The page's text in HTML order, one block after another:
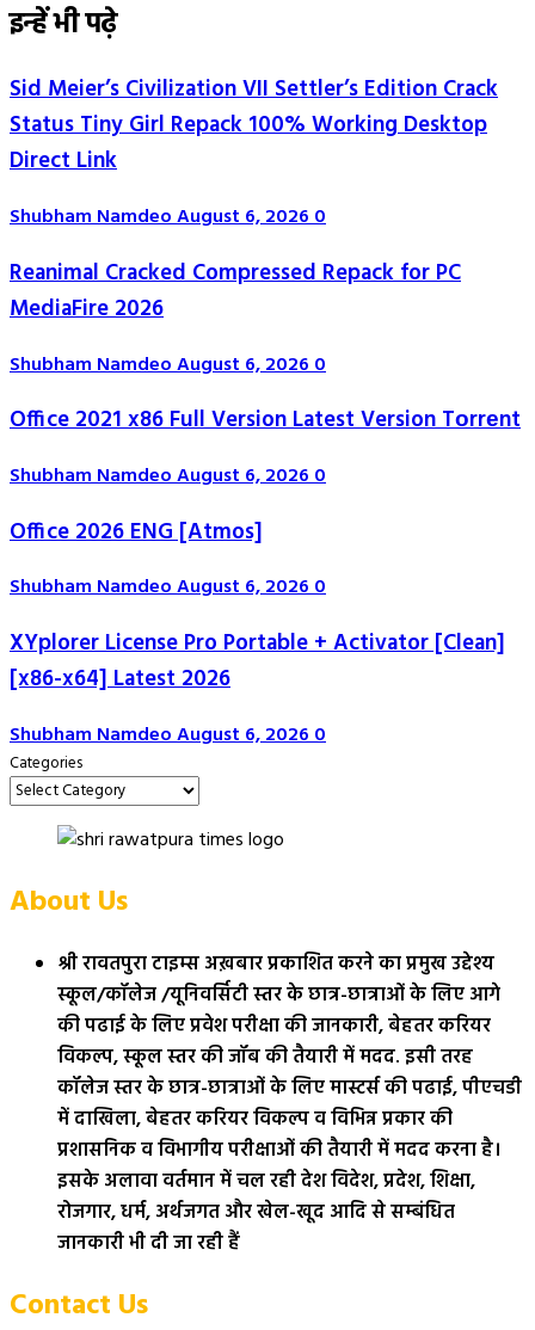
इन्हें भी पढ़े
Sid Meier’s Civilization VII Settler’s Edition Crack
Status Tiny Girl Repack 100% Working Desktop
Direct Link
Shubham NamdeoAugust 6, 20260
Reanimal Cracked Compressed Repack for PC
MediaFire 2026
Shubham NamdeoAugust 6, 20260
Office 2021 x86 Full Version Latest Version Tоrrеnt
Shubham NamdeoAugust 6, 20260
Office 2026 ENG [Atmos]
Shubham NamdeoAugust 6, 20260
XYplorer License Pro Portable + Activator [Clean]
[x86-x64] Latest 2026
Shubham NamdeoAugust 6, 20260
Categories
About Us
श्री रावतपुरा टाइम्स अख़बार प्रकाशित करने का प्रमुख उद्देश्य
स्कूल/कॉलेज /यूनिवर्सिटी स्तर के छात्र-छात्राओं के लिए आगे
की पढाई के लिए प्रवेश परीक्षा की जानकारी, बेहतर करियर
विकल्प, स्कूल स्तर की जॉब की तैयारी में मदद. इसी तरह
कॉलेज स्तर के छात्र-छात्राओं के लिए मास्टर्स की पढाई, पीएचडी
में दाखिला, बेहतर करियर विकल्प व विभिन्न प्रकार की
प्रशासनिक व विभागीय परीक्षाओं की तैयारी में मदद करना है।
इसके अलावा वर्तमान में चल रही देश विदेश, प्रदेश, शिक्षा,
रोजगार, धर्म, अर्थजगत और खेल-खूद आदि से सम्बंधित
जानकारी भी दी जा रही हैं
Contact Us